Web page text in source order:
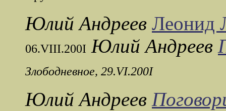
Юлий Андреев Леонид
06.VIII.200I Юлий Андреев
Злободневное, 29.VI.200I
Юлий Андреев